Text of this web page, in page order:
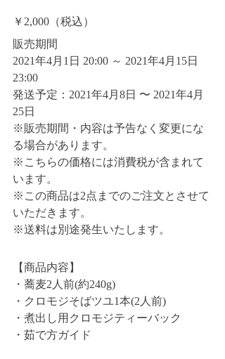
￥2,000（税込）
販売期間
2021年4月1日 20:00 ～ 2021年4月15日
23:00
発送予定：2021年4月8日 〜 2021年4月
25日
※販売期間・内容は予告なく変更にな
る場合があります。
※こちらの価格には消費税が含まれて
います。
※この商品は2点までのご注文とさせて
いただきます。
※送料は別途発生いたします。
【商品内容】
・蕎麦2人前(約240g)
・クロモジそばツユ1本(2人前)
・煮出し用クロモジティーバック
・茹で方ガイド